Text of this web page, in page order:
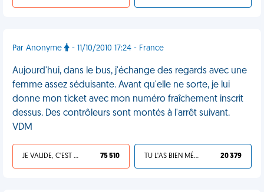
Par Anonyme - 11/10/2010 17:24 - France
Aujourd'hui, dans le bus, j'échange des regards avec une
femme assez séduisante. Avant qu'elle ne sorte, je lui
donne mon ticket avec mon numéro fraîchement inscrit
dessus. Des contrôleurs sont montés à l'arrêt suivant.
VDM
JE VALIDE, C'EST UNE VDM 75 510 TU L'AS BIEN MÉRITÉ 20 379